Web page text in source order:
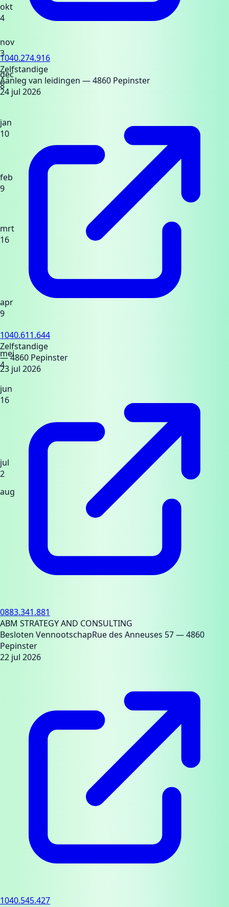
okt
4
nov
3
dec
8
jan
10
feb
9
mrt
16
apr
9
mei
4
jun
16
jul
2
aug
1040.274.916
Zelfstandige
Aanleg van leidingen — 4860 Pepinster
24 jul 2026
1040.611.644
Zelfstandige
— 4860 Pepinster
23 jul 2026
0883.341.881
ABM STRATEGY AND CONSULTING
Besloten VennootschapRue des Anneuses 57— 4860
Pepinster
22 jul 2026
1040.545.427